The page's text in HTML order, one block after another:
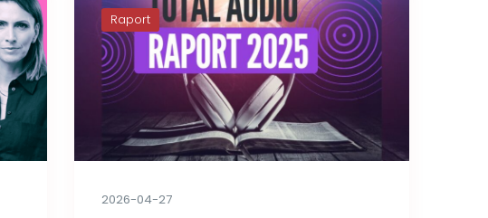
Raport
2026-04-27